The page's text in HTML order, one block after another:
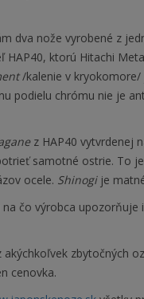
dva nože vyrobené z
ktorú Hitachi
/kalenie v kryokomore/
podielu chrómu nie je
z HAP40 vytvrdenej
samotné ostrie. To
ocele. Shinogije
čo výrobca upozorňuje
zbytočných
cenovka.